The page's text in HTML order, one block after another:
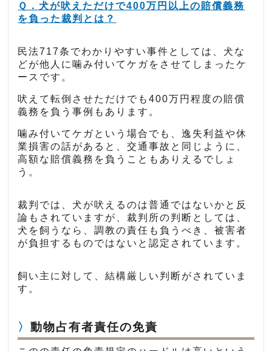
Ｑ．犬が吠えただけで400万円以上の賠償義務
を負った裁判とは？
民法717条でわかりやすい事件としては、犬な
どが他人に噛み付いてケガをさせてしまったケ
ースです。
吠えて転倒させただけでも400万円程度の賠償
義務を負う事例もあります。
噛み付いてケガという場合でも、逸失利益や休
業損害の話があると、交通事故と同じように、
高額な賠償義務を負うこともありえるでしょ
う。
裁判では、犬が吠えるのは普通ではないかと反
論もされていますが、裁判所の判断としては、
犬を飼うなら、調教の責任も負うべき、被害者
が負担するものではないと認定されています。
飼い主に対して、結構厳しい判断がされていま
す。
動物占有者責任の免責